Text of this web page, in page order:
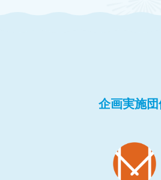
企画実施団